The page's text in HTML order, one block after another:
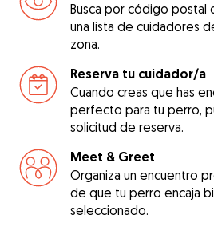
Busca por código postal
una lista de cuidadores
zona.
Reserva tu cuidador/a
Cuando creas que has
perfecto para tu perro,
solicitud de reserva.
Meet & Greet
Organiza un encuentro
de que tu perro encaja
seleccionado.